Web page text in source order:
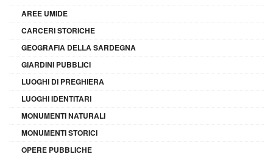
AREE UMIDE
CARCERI STORICHE
GEOGRAFIA DELLA SARDEGNA
GIARDINI PUBBLICI
LUOGHI DI PREGHIERA
LUOGHI IDENTITARI
MONUMENTI NATURALI
MONUMENTI STORICI
OPERE PUBBLICHE